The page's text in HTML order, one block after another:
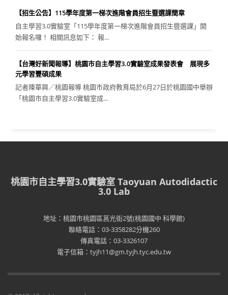
【招生公告】115學年度第一梯次進階會員招生暨選課簡章
自主學習3.0實驗室「115學年度第一梯次進階會員招生暨選課」開
始報名囉！ 相關訊息如下： 報...
【台灣好新聞報導】桃園市自主學習3.0實驗室成果發表會 展現多
元學習豐碩成果
記者陳華興／桃園報導 桃園市政府教育局於6月27日於桃園國中舉辦
「桃園市自主學習3.0實驗室成...
桃園市自主學習3.0實驗室 Taoyuan Autodidactic
3.0 Lab
地址：桃園市桃園區莒光街2號(桃園國中 科學館)
聯絡電話：03-3358282分機260
傳真電話：03-3326107
電子信箱：tyjh11@gm.tyjh.tyc.edu.tw